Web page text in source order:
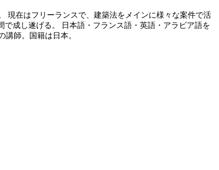
現在はフリーランスで、建築法をメインに様々な案件で活
成し遂げる。 日本語・フランス語・英語・アラビア語を
師。国籍は日本。